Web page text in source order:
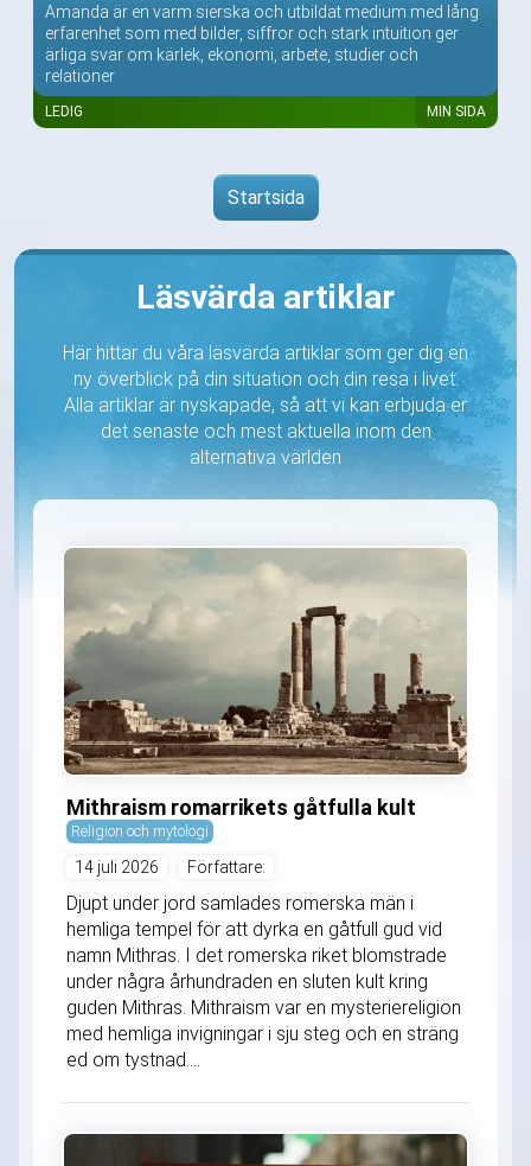
Amanda är en varm sierska och utbildat medium med lång
erfarenhet som med bilder, siffror och stark intuition ger
ärliga svar om kärlek, ekonomi, arbete, studier och
relationer
LEDIG MIN SIDA
Startsida
Läsvärda artiklar
Här hittar du våra läsvärda artiklar som ger dig en
ny överblick på din situation och din resa i livet.
Alla artiklar är nyskapade, så att vi kan erbjuda er
det senaste och mest aktuella inom den
alternativa världen
Mithraism romarrikets gåtfulla kult
Religion och mytologi
14 juli 2026 Författare:
Djupt under jord samlades romerska män i
hemliga tempel för att dyrka en gåtfull gud vid
namn Mithras. I det romerska riket blomstrade
under några århundraden en sluten kult kring
guden Mithras. Mithraism var en mysteriereligion
med hemliga invigningar i sju steg och en sträng
ed om tystnad....